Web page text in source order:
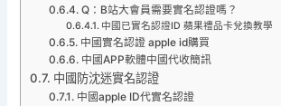
Q：B站大會員需要實名認證嗎？
中國已實名認證ID 蘋果禮品卡兌換教學
中國實名認證 apple id購買
中國APP軟體中國代收簡訊
中國防沈迷實名認證
中國apple ID代實名認證